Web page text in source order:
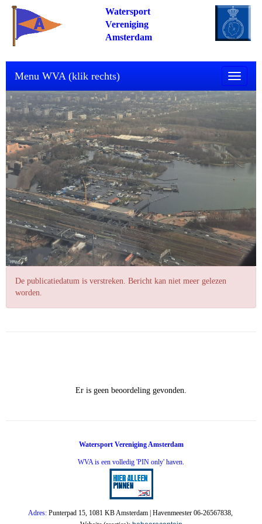
Watersport
Vereniging
Amsterdam
Toggle
Menu WVA (klik rechts)
De publicatiedatum is verstreken. Bericht kan niet meer gelezen
worden.
Er is geen beoordeling gevonden.
Watersport Vereniging Amsterdam
WVA is een volledig 'PIN only' haven.
Adres:Punterpad 15, 1081 KB Amsterdam | Havenmeester 06-26567838,